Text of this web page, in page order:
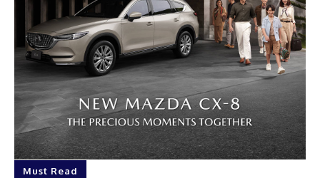
Must Read